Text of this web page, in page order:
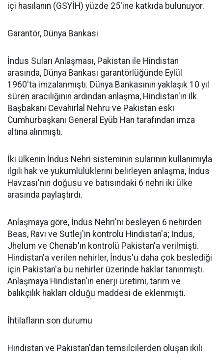
içi hasılanın (GSYİH) yüzde 25'ine katkıda bulunuyor.
Garantör, Dünya Bankası
İndus Suları Anlaşması, Pakistan ile Hindistan
arasında, Dünya Bankası garantörlüğünde Eylül
1960'ta imzalanmıştı. Dünya Bankasının yaklaşık 10 yıl
süren aracılığının ardından anlaşma, Hindistan'ın ilk
Başbakanı Cevahirlal Nehru ve Pakistan eski
Cumhurbaşkanı General Eyüb Han tarafından imza
altına alınmıştı.
İki ülkenin İndus Nehri sisteminin sularının kullanımıyla
ilgili hak ve yükümlülüklerini belirleyen anlaşma, İndus
Havzası'nın doğusu ve batısındaki 6 nehri iki ülke
arasında paylaştırdı.
Anlaşmaya göre, İndus Nehri'ni besleyen 6 nehirden
Beas, Ravi ve Sutlej'in kontrolü Hindistan'a; Indus,
Jhelum ve Chenab'ın kontrolü Pakistan'a verilmişti.
Hindistan'a verilen nehirler, İndus'u daha çok beslediği
için Pakistan'a bu nehirler üzerinde haklar tanınmıştı.
Anlaşmaya Hindistan'ın enerji üretimi, tarım ve
balıkçılık hakları olduğu maddesi de eklenmişti.
İhtilafların son durumu
Hindistan ve Pakistan'dan temsilcilerden oluşan ikili